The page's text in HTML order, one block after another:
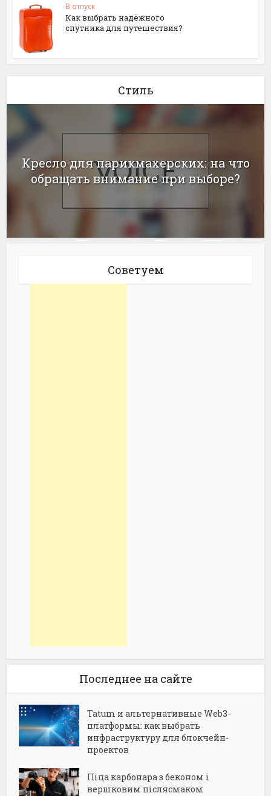
В отпуск
Как выбрать надёжного
спутника для путешествия?
Стиль
Кресло для парикмахерских: на что
обращать внимание при выборе?
Советуем
Последнее на сайте
Tatum и альтернативные Web3-
платформы: как выбрать
инфраструктуру для блокчейн-
проектов
Піца карбонара з беконом і
вершковим післясмаком